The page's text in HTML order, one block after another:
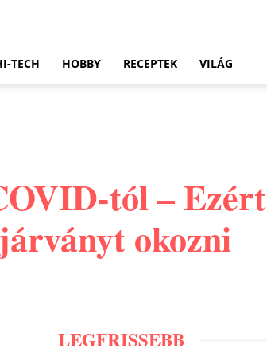
TECH HOBBY RECEPTEK VILÁG
tól – Ezért
okozni
LEGFRISSEBB